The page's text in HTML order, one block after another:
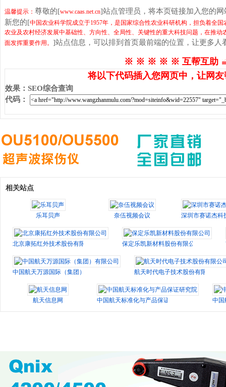
温馨提示： 尊敬的[www.caas.net.cn]站点管理员，将本页链接加入您的
新您的[中国农业科学院成立于1957年，是国家综合性农业科研机构，担负着全
农业及农村经济发展中基础性、方向性、全局性、关键性的重大科技问题，在推
面发挥重要作用。 ]站点信息，可以排到首页最前端的位置，让更多人
※ ※ ※ ※ ※ 互帮互助
将以下代码插入您网页中，让网
效果 ： SEO综合查询
代码 ：
相关站点
乐耳贝声 奈伍视频会议 深圳市赛诺杰科
北京康拓红外技术股份有限公司 保定乐凯新材料股份有限公司
中国航天万源国际（集团）有限公司 航天时代电子技术股份有限公司
航天信息网 中国航天标准化与产品保证研究院 中国